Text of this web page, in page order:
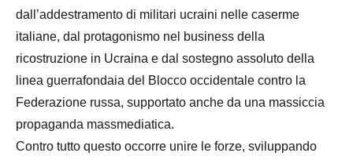
dall’addestramento di militari ucraini nelle caserme
italiane, dal protagonismo nel business della
ricostruzione in Ucraina e dal sostegno assoluto della
linea guerrafondaia del Blocco occidentale contro la
Federazione russa, supportato anche da una massiccia
propaganda massmediatica.
Contro tutto questo occorre unire le forze, sviluppando